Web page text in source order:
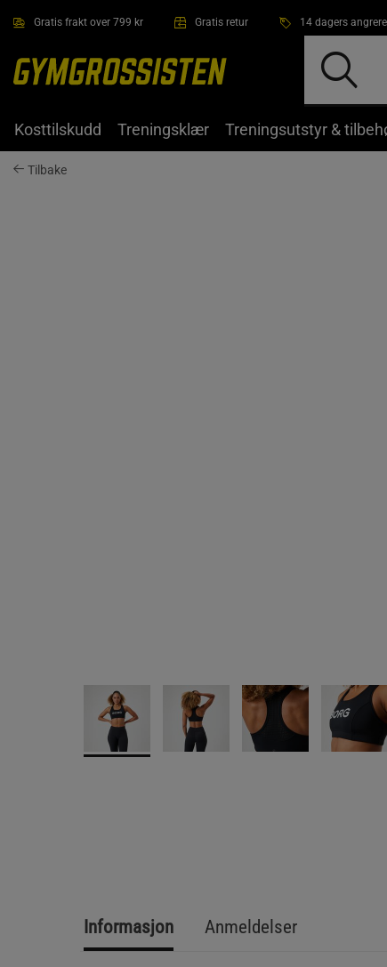
Gratis frakt over 799 kr Gratis retur 14 dagers
Kosttilskudd Treningsklær Treningsutstyr &
Tilbake
Informasjon Anmeldelser